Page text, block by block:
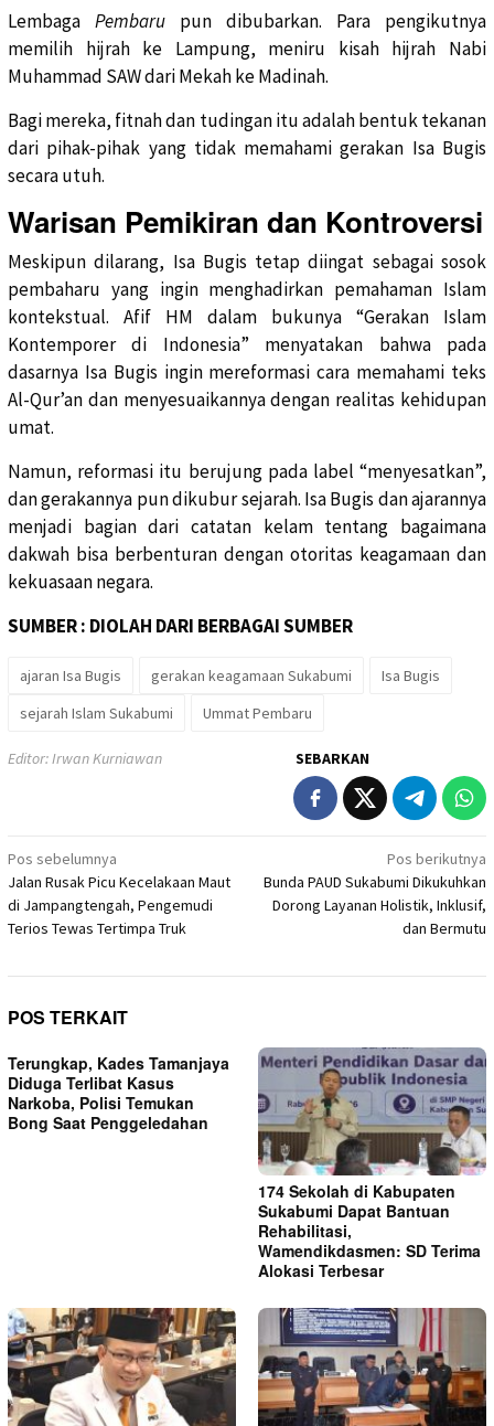
Lembaga Pembaru pun dibubarkan. Para pengikutnya
memilih hijrah ke Lampung, meniru kisah hijrah Nabi
Muhammad SAW dari Mekah ke Madinah.
Bagi mereka, fitnah dan tudingan itu adalah bentuk tekanan
dari pihak-pihak yang tidak memahami gerakan Isa Bugis
secara utuh.
Warisan Pemikiran dan Kontroversi
Meskipun dilarang, Isa Bugis tetap diingat sebagai sosok
pembaharu yang ingin menghadirkan pemahaman Islam
kontekstual. Afif HM dalam bukunya “Gerakan Islam
Kontemporer di Indonesia” menyatakan bahwa pada
dasarnya Isa Bugis ingin mereformasi cara memahami teks
Al-Qur’an dan menyesuaikannya dengan realitas kehidupan
umat.
Namun, reformasi itu berujung pada label “menyesatkan”,
dan gerakannya pun dikubur sejarah. Isa Bugis dan ajarannya
menjadi bagian dari catatan kelam tentang bagaimana
dakwah bisa berbenturan dengan otoritas keagamaan dan
kekuasaan negara.
SUMBER : DIOLAH DARI BERBAGAI SUMBER
ajaran Isa Bugis gerakan keagamaan Sukabumi
Isa Bugis
sejarah Islam Sukabumi
Ummat Pembaru
Editor: Irwan Kurniawan SEBARKAN
Navigasi
pos
Pos sebelumnya
Jalan Rusak Picu Kecelakaan Maut
di Jampangtengah, Pengemudi
Terios Tewas Tertimpa Truk
Pos berikutnya
Bunda PAUD Sukabumi Dikukuhkan
Dorong Layanan Holistik, Inklusif,
dan Bermutu
POS TERKAIT
Terungkap, Kades Tamanjaya
Diduga Terlibat Kasus
Narkoba, Polisi Temukan
Bong Saat Penggeledahan
174 Sekolah di Kabupaten
Sukabumi Dapat Bantuan
Rehabilitasi,
Wamendikdasmen: SD Terima
Alokasi Terbesar